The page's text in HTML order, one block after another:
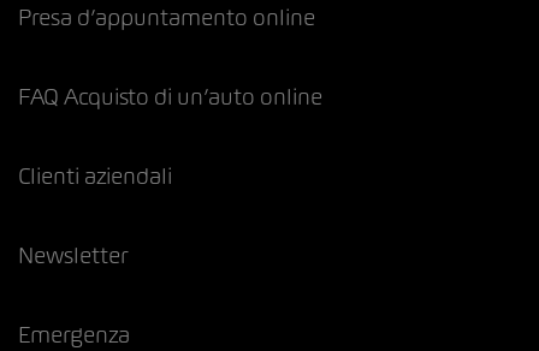
Presa d’appuntamento online
FAQ Acquisto di un’auto online
Clienti aziendali
Newsletter
Emergenza